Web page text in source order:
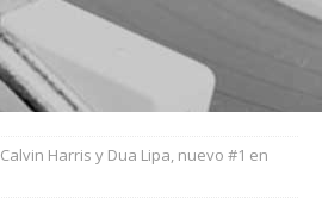
Calvin Harris y Dua Lipa, nuevo #1 en